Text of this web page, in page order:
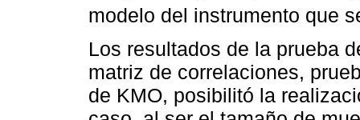
modelo del instrumento que
Los resultados de la prueba
matriz de correlaciones,
de KMO, posibilitó la